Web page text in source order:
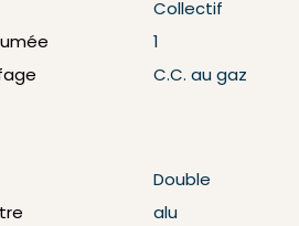
Collectif
C.C. au gaz
Double
alu